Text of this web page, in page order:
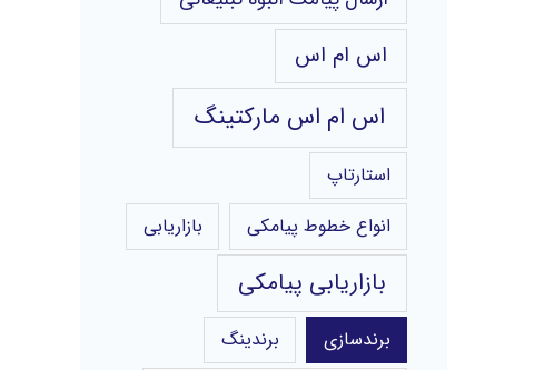
اس ام اس
اس ام اس مارکتینگ
استارتاپ
انواع خطوط پیامکی
بازاریابی
بازاریابی پیامکی
برندسازی
برندینگ